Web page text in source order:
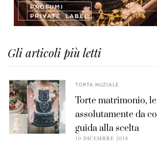
Gli articoli più letti
TORTA NUZIALE
Torte matrimonio,
assolutamente da
guida alla scelta
10 DICEMBRE 2018